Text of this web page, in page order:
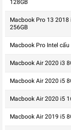
128GB
Macbook Pro 13 2018
256GB
Macbook Pro Intel
Macbook Air 2020 i3
Macbook Air 2020 i5
Macbook Air 2020 i5
Macbook Air 2019 i5